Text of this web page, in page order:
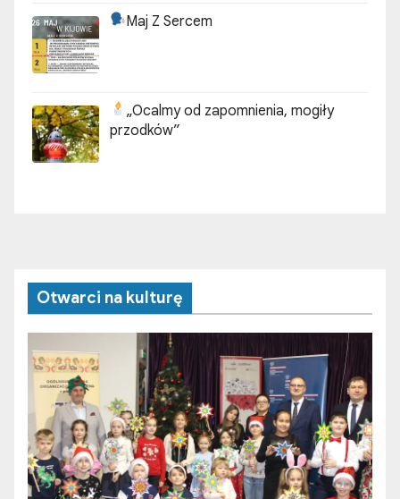
Maj Z Sercem
„Ocalmy od zapomnienia, mogiły
przodków”
Otwarci na kulturę